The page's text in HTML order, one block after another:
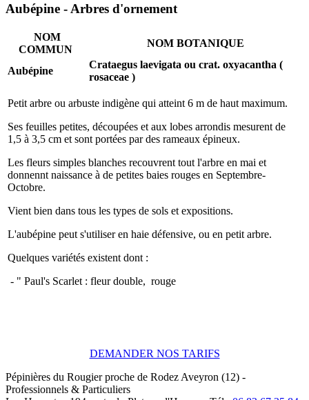
Aubépine - Arbres d'ornement
NOM
COMMUN
NOM BOTANIQUE
Aubépine
Crataegus laevigata ou crat. oxyacantha (
rosaceae )
Petit arbre ou arbuste indigène qui atteint 6 m de haut maximum.
Ses feuilles petites, découpées et aux lobes arrondis mesurent de
1,5 à 3,5 cm et sont portées par des rameaux épineux.
Les fleurs simples blanches recouvrent tout l'arbre en mai et
donnennt naissance à de petites baies rouges en Septembre-
Octobre.
Vient bien dans tous les types de sols et expositions.
L'aubépine peut s'utiliser en haie défensive, ou en petit arbre.
Quelques variétés existent dont :
- " Paul's Scarlet : fleur double, rouge
DEMANDER NOS TARIFS
Pépinières du Rougier proche de RodezAveyron (12) -
Professionnels & Particuliers